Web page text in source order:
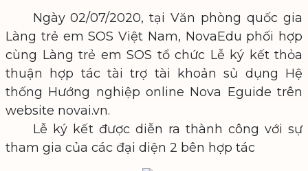
Ngày 02/07/2020, tại Văn phòng quốc gia
Làng trẻ em SOS Việt Nam, NovaEdu phối hợp
cùng Làng trẻ em SOS tổ chức Lễ ký kết thỏa
thuận hợp tác tài trợ tài khoản sủ dụng Hệ
thống Hướng nghiệp online Nova Eguide trên
website novai.vn.
Lễ ký kết được diễn ra thành công với sự
tham gia của các đại diện 2 bên hợp tác